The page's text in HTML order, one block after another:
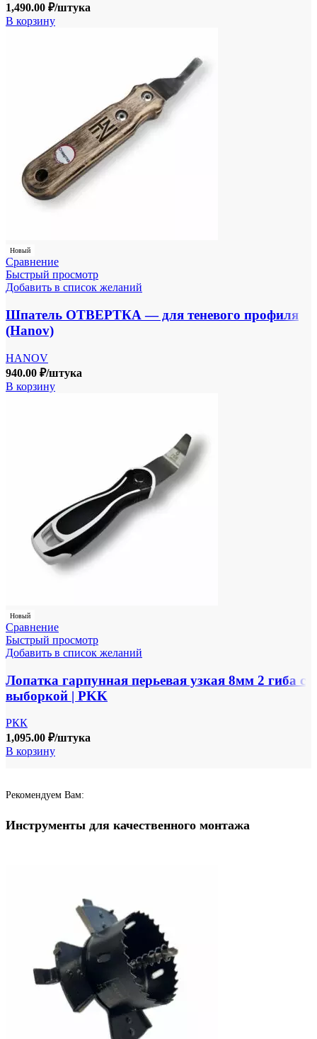
1,490.00 ₽/штука
В корзину
Новый
Сравнение
Быстрый просмотр
Добавить в список желаний
Шпатель ОТВЕРТКА — для теневого профиля
(Hanov)
HANOV
940.00 ₽/штука
В корзину
Новый
Сравнение
Быстрый просмотр
Добавить в список желаний
Лопатка гарпунная перьевая узкая 8мм 2 гиба с
выборкой | PKK
РКК
1,095.00 ₽/штука
В корзину
Рекомендуем Вам:
Инструменты для качественного монтажа